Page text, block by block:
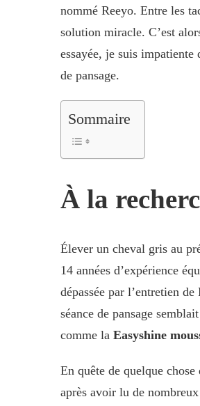
nommé Reeyo. Entre les
solution miracle. C’est
essayée, je suis
de pansage.
Sommaire
À la
Élever un cheval gris au
14 années d’expérience
dépassée par l’entretien
séance de pansage
comme la Easyshine
En quête de quelque
après avoir lu de